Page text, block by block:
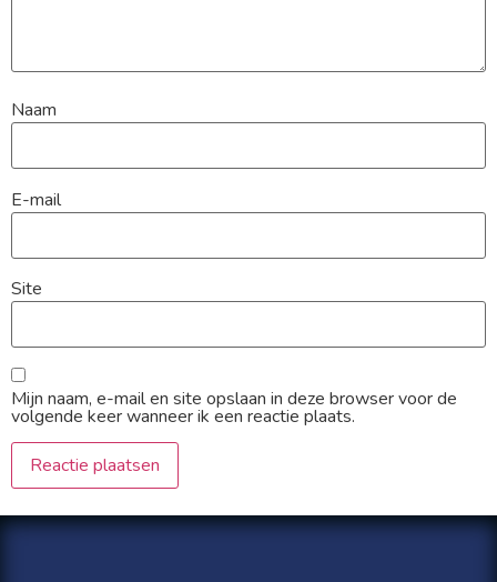
Naam
E-mail
Site
Mijn naam, e-mail en site opslaan in deze browser voor de
volgende keer wanneer ik een reactie plaats.